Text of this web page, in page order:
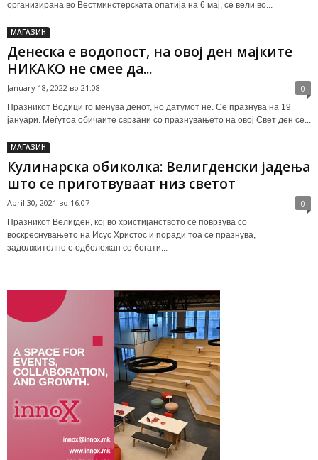
организирана во Вестминстерската опатија на 6 мај, се вели во...
МАГАЗИН
Денеска е водопост, на овој ден мајките
НИКАКО не смее да...
January 18, 2022 во 21:08 0
Празникот Водици го менува денот, но датумот не. Се празнува на 19
јануари. Меѓутоа обичаите сврзани со празнувањето на овој Свет ден се...
МАГАЗИН
Кулинарска обиколка: Велигденски јадења
што се приготвуваат низ светот
April 30, 2021 во 16:07 0
Празникот Велигден, кој во христијанството се поврзува со
воскреснувањето на Исус Христос и поради тоа се празнува,
задолжително е одбележан со богати...